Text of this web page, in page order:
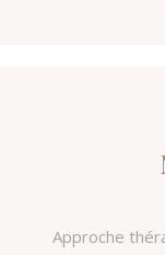
Approche